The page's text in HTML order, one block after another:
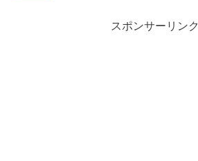
スポンサーリンク